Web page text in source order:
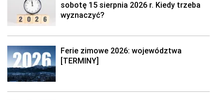
sobotę 15 sierpnia 2026 r. Kiedy trzeba
wyznaczyć?
Ferie zimowe 2026: województwa
[TERMINY]